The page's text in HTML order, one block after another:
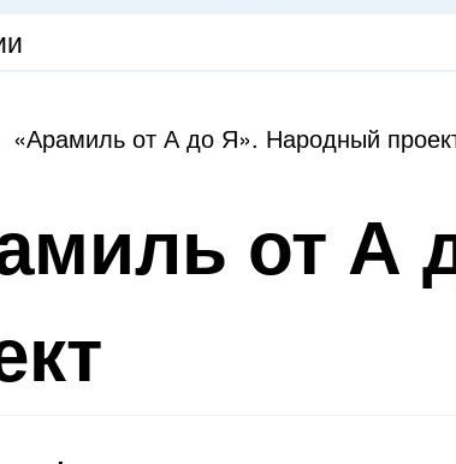
«Арамиль от А до Я». Народный
от А